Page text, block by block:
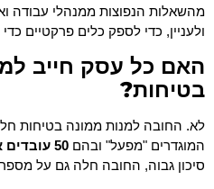
מהשאלות הנפוצות ממנהלי עבודה
ולעניין, כדי לספק כלים פרקטיים
האם כל עסק חייב
בטיחות?
לא. החובה למנות ממונה בטיחות
המוגדרים "מפעל" ובהם 50 עובדים או יותר
סיכון גבוה, החובה חלה גם על מספר